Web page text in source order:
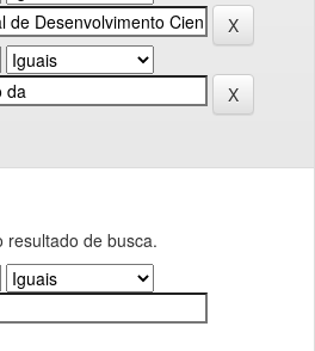
resultado de busca.